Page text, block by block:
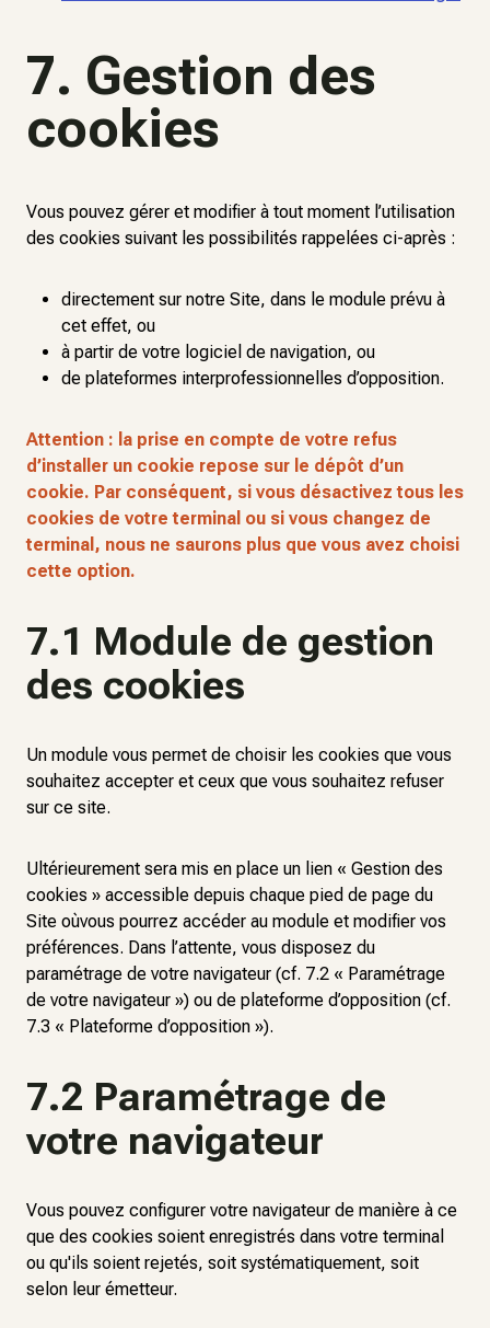
7. Gestion des
cookies
Vous pouvez gérer et modifier à tout moment l’utilisation
des cookies suivant les possibilités rappelées ci-après :
directement sur notre Site, dans le module prévu à
cet effet, ou
à partir de votre logiciel de navigation, ou
de plateformes interprofessionnelles d’opposition.
Attention : la prise en compte de votre refus
d’installer un cookie repose sur le dépôt d’un
cookie. Par conséquent, si vous désactivez tous les
cookies de votre terminal ou si vous changez de
terminal, nous ne saurons plus que vous avez choisi
cette option.
7.1 Module de gestion
des cookies
Un module vous permet de choisir les cookies que vous
souhaitez accepter et ceux que vous souhaitez refuser
sur ce site.
Ultérieurement sera mis en place un lien « Gestion des
cookies » accessible depuis chaque pied de page du
Site oùvous pourrez accéder au module et modifier vos
préférences. Dans l’attente, vous disposez du
paramétrage de votre navigateur (cf. 7.2 « Paramétrage
de votre navigateur ») ou de plateforme d’opposition (cf.
7.3 « Plateforme d’opposition »).
7.2 Paramétrage de
votre navigateur
Vous pouvez configurer votre navigateur de manière à ce
que des cookies soient enregistrés dans votre terminal
ou qu'ils soient rejetés, soit systématiquement, soit
selon leur émetteur.